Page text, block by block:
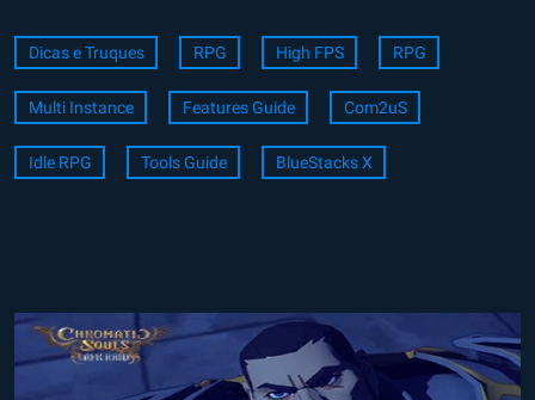
Dicas e Truques RPG High FPS RPG
Multi Instance Features Guide Com2uS
Idle RPG Tools Guide BlueStacks X